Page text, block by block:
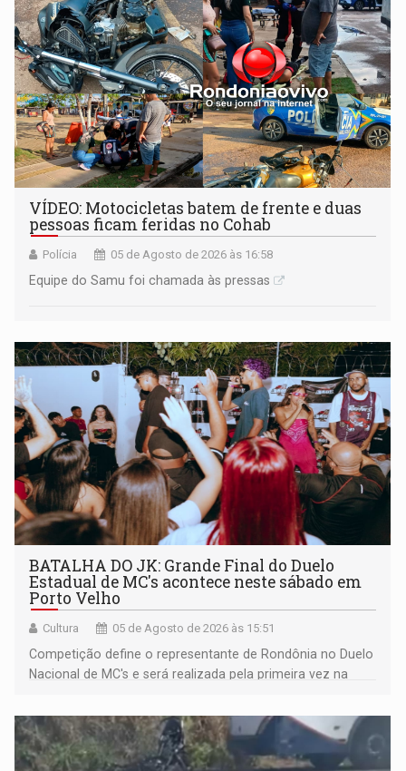
VÍDEO: Motocicletas batem de frente e duas
pessoas ficam feridas no Cohab
Polícia 05 de Agosto de 2026 às 16:58
Equipe do Samu foi chamada às pressas
BATALHA DO JK: Grande Final do Duelo
Estadual de MC's acontece neste sábado em
Porto Velho
Cultura 05 de Agosto de 2026 às 15:51
Competição define o representante de Rondônia no Duelo
Nacional de MC's e será realizada pela primeira vez na